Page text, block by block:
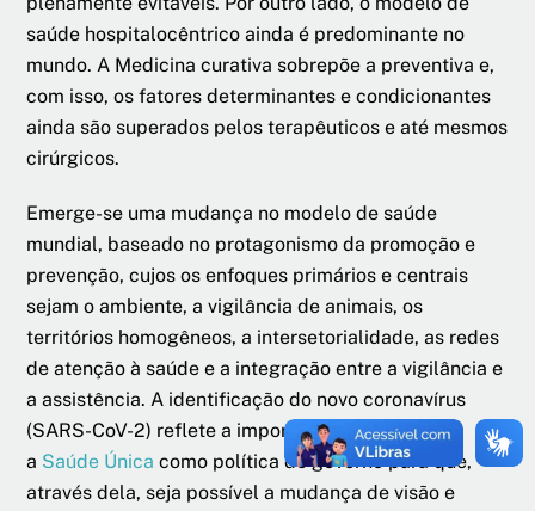
saúde hospitalocêntrico ainda é predominante no
mundo. A Medicina curativa sobrepõe a preventiva e,
com isso, os fatores determinantes e condicionantes
ainda são superados pelos terapêuticos e até mesmos
cirúrgicos.
Emerge-se uma mudança no modelo de saúde
mundial, baseado no protagonismo da promoção e
prevenção, cujos os enfoques primários e centrais
sejam o ambiente, a vigilância de animais, os
territórios homogêneos, a intersetorialidade, as redes
de atenção à saúde e a integração entre a vigilância e
a assistência. A identificação do novo coronavírus
(SARS-CoV-2) reflete a importância de utilizar
a Saúde Única como política de governo para que,
através dela, seja possível a mudança de visão e